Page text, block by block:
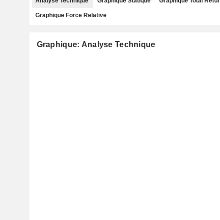
Graphique Force Relative
Graphique: Analyse Technique